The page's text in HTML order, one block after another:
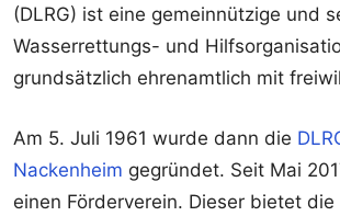
(DLRG) ist eine gemeinnützige und
Wasserrettungs- und
grundsätzlich ehrenamtlich mit
Am 5. Juli 1961 wurde dann die
Nackenheim gegründet. Seit Mai
einen Förderverein. Dieser bietet